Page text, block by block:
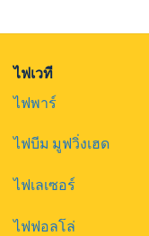
ไฟเวที
ไฟพาร์
ไฟบีม มูฟวิ่งเฮด
ไฟเลเซอร์
ไฟฟอลโล่